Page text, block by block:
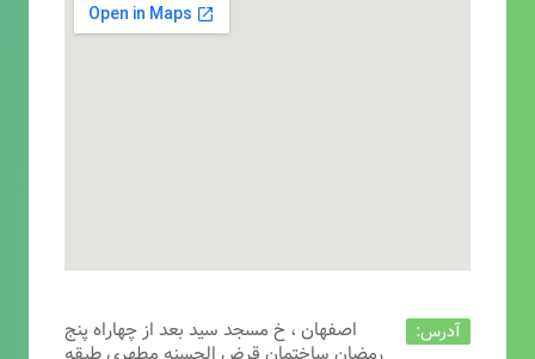
آدرس:
اصفهان ، خ مسجد سید بعد از چهاراه پنج